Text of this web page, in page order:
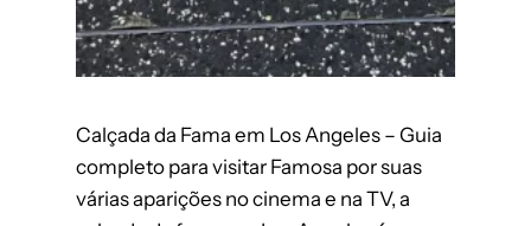
Calçada da Fama em Los Angeles – Guia
completo para visitar Famosa por suas
várias aparições no cinema e na TV, a